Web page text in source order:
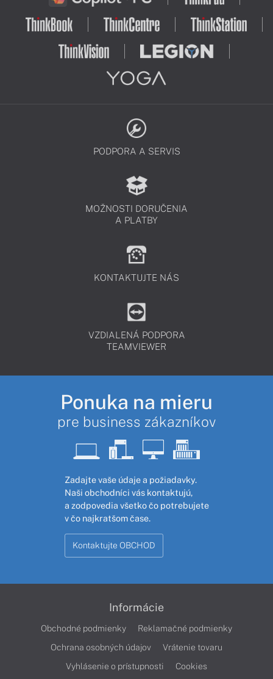
PODPORA A SERVIS
MOŽNOSTI DORUČENIA
A PLATBY
KONTAKTUJTE NÁS
VZDIALENÁ PODPORA
TEAMVIEWER
Ponuka na mieru
pre business zákazníkov
Zadajte vaše údaje a požiadavky.
Naši obchodníci vás kontaktujú,
a zodpovedia všetko čo potrebujete
v čo najkratšom čase.
Kontaktujte OBCHOD
Informácie
Obchodné podmienky
Reklamačné podmienky
Ochrana osobných údajov
Vrátenie tovaru
Vyhlásenie o prístupnosti
Cookies